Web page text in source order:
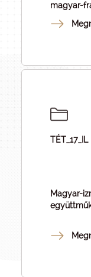
magyar-
TÉT_17_IL
Magyar-